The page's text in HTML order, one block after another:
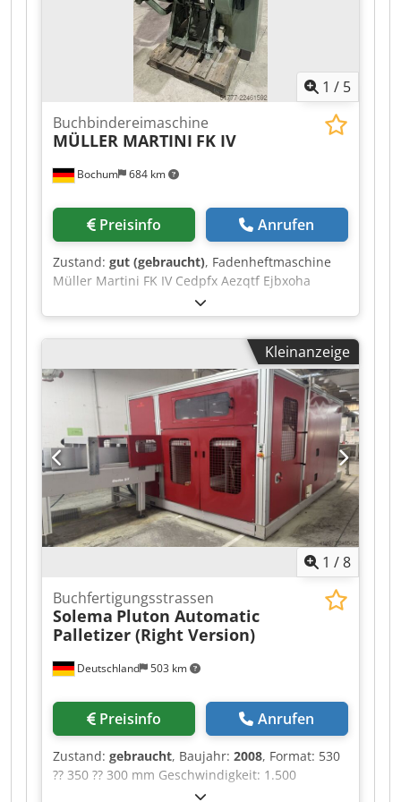
1 / 5
Bochum 684 km
Buchbindereimaschine
MÜLLER MARTINI FK IV
Preisinfo Anrufen
Zustand: gut (gebraucht), Fadenheftmaschine
Müller Martini FK IV Cedpfx Aezqtf Ejbxoha
Kleinanzeige
1 /8
Deutschland 503 km
Buchfertigungsstrassen
Solema Pluton Automatic
Palletizer (Right Version)
Preisinfo Anrufen
Zustand: gebraucht, Baujahr: 2008, Format: 530
?? 350 ?? 300 mm Geschwindigkeit: 1.500
Stapel/Stunde Power: NULL Nettogewicht: 4.500